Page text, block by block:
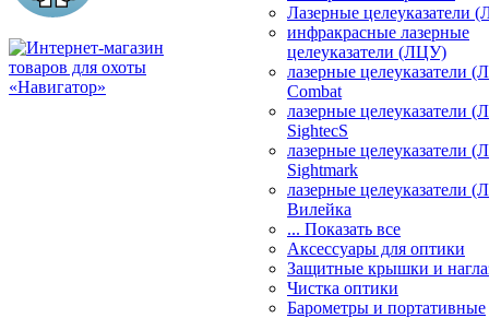
Лазерные целеуказатели
инфракрасные лазерные
целеуказатели (ЛЦУ)
лазерные целеуказатели
Combat
лазерные целеуказатели
SightecS
лазерные целеуказатели
Sightmark
лазерные целеуказатели
Вилейка
... Показать все
Аксессуары для оптики
Защитные крышки и
Чистка оптики
Барометры и портативные